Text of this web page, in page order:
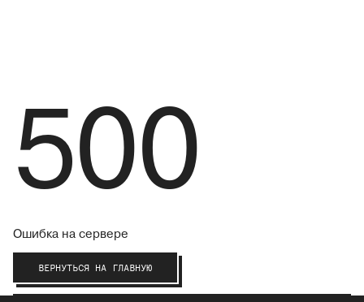
500
Ошибка на сервере
ВЕРНУТЬСЯ НА ГЛАВНУЮ